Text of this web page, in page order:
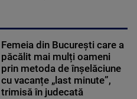
Femeia din București care a
păcălit mai mulți oameni
prin metoda de înșelăciune
cu vacanțe „last minute”,
trimisă în judecată